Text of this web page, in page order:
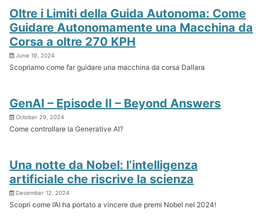
Oltre i Limiti della Guida Autonoma: Come
Guidare Autonomamente una Macchina da
Corsa a oltre 270 KPH
June 19, 2024
Scopriamo come far guidare una macchina da corsa Dallara
GenAI – Episode II – Beyond Answers
October 29, 2024
Come controllare la Generative AI?
Una notte da Nobel: l’intelligenza
artificiale che riscrive la scienza
December 12, 2024
Scopri come l’AI ha portato a vincere due premi Nobel nel 2024!